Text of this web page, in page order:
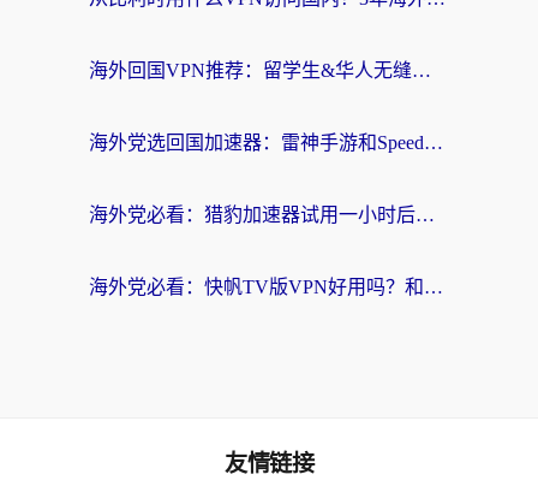
海外回国VPN推荐：留学生&华人无缝访问国内资源的实用指南
海外党选回国加速器：雷神手游和SpeedCN哪个好？附避坑指南
海外党必看：猎豹加速器试用一小时后，我终于找到无缝访问国内资源的正确姿势
海外党必看：快帆TV版VPN好用吗？和畅游VPN对比哪个回国效果更好？附实用选择指南
友情链接